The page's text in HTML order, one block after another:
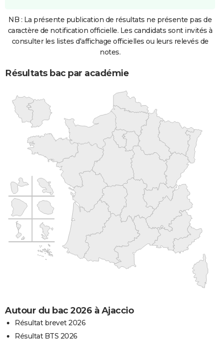
NB : La présente publication de résultats ne présente pas de
caractère de notification officielle. Les candidats sont invités à
consulter les listes d'affichage officielles ou leurs relevés de
notes.
Résultats bac par académie
Autour du bac 2026 à Ajaccio
Résultat brevet 2026
Résultat BTS 2026